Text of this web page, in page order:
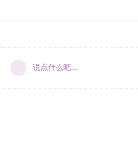
说点什么吧...